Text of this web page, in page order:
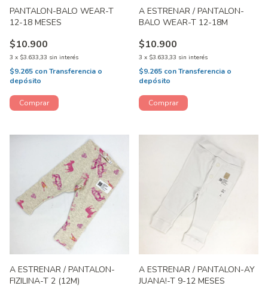
PANTALON-BALO WEAR-T
12-18 MESES
$10.900
3 x $3.633,33 sin interés
$9.265 conTransferencia o
depósito
A ESTRENAR / PANTALON-
BALO WEAR-T 12-18M
$10.900
3 x $3.633,33 sin interés
$9.265 conTransferencia o
depósito
A ESTRENAR / PANTALON-
FIZILINA-T 2 (12M)
A ESTRENAR / PANTALON-AY
JUANA!-T 9-12 MESES